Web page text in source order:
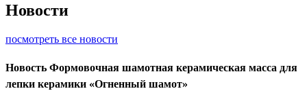
Новости
посмотреть все новости
Новость Формовочная шамотная керамическая масса для
лепки керамики «Огненный шамот»